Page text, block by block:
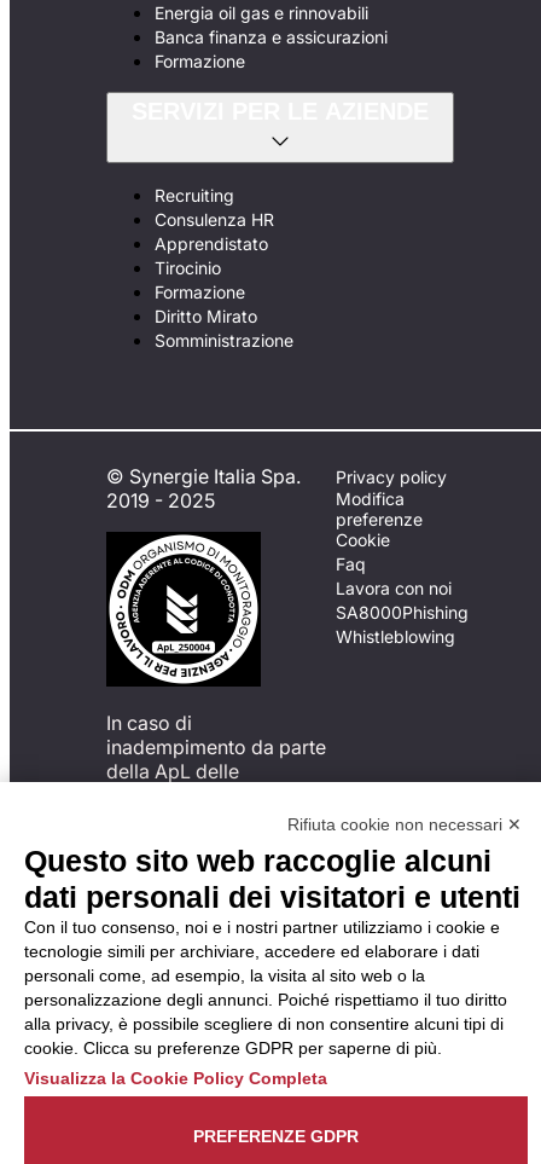
Energia oil gas e rinnovabili
Banca finanza e assicurazioni
Formazione
Recruiting
Consulenza HR
Apprendistato
Tirocinio
Formazione
Diritto Mirato
Somministrazione
© Synergie Italia Spa.
2019 - 2025
In caso di
inadempimento da parte
della ApL delle
del Codice di Condotta, è
possibile presentare un
reclamo
all’Organismo di
Monitoraggio utilizzando
una delle modalità
descritte al seguente
indirizzo web
https://odm-
agenzielavoro.it/reclami/ .
Privacy policy
Modifica
preferenze
Cookie
Faq
Lavora con noi
SA8000Phishing
Whistleblowing
Rifiuta cookie non necessari ✕
Questo sito web raccoglie alcuni
dati personali dei visitatori e utenti
Con il tuo consenso, noi e i nostri partner utilizziamo i cookie e
tecnologie simili per archiviare, accedere ed elaborare i dati
personali come, ad esempio, la visita al sito web o la
personalizzazione degli annunci. Poiché rispettiamo il tuo diritto
alla privacy, è possibile scegliere di non consentire alcuni tipi di
cookie. Clicca su preferenze GDPR per saperne di più.
Visualizza la Cookie Policy Completa
PREFERENZE GDPR